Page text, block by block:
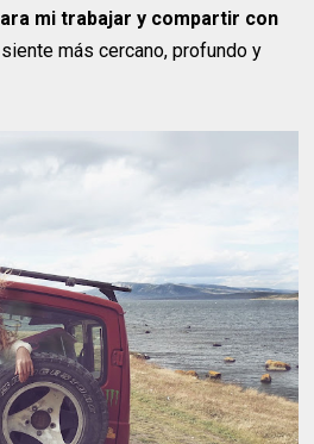
ara mi trabajar y compartir con
más cercano, profundo y